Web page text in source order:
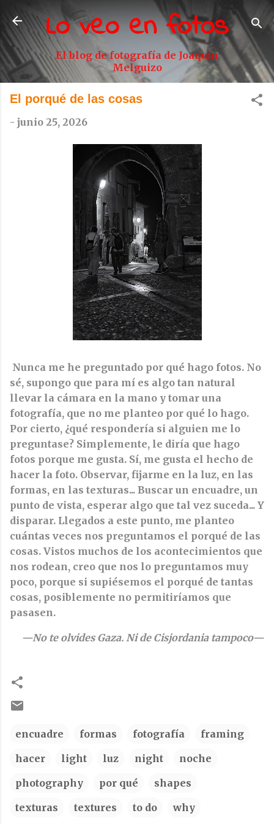
Ir al contenido principal
Lo veo en fotos
El blog de fotografía de Joaquín
Melguizo
El porqué de las cosas
- junio 25, 2026
Nunca me he preguntado por qué hago fotos. No
sé, supongo que para mí es algo tan natural
llevar la cámara en la mano y tomar una
fotografía, que no me planteo por qué lo hago.
Por cierto, ¿qué respondería si alguien me lo
preguntase? Simplemente, le diría que hago
fotos porque me gusta. Sí, me gusta el hecho de
hacer la foto. Observar, fijarme en la luz, en las
formas, en las texturas... Buscar un encuadre, un
punto de vista, esperar algo que tal vez suceda... Y
disparar. Llegados a este punto, me planteo
cuántas veces nos preguntamos el porqué de las
cosas. Vistos muchos de los acontecimientos que
nos rodean, creo que nos lo preguntamos muy
poco, porque si supiésemos el porqué de tantas
cosas, posiblemente no permitiríamos que
pasasen.
—No te olvides Gaza. Ni de Cisjordania tampoco—
encuadre formas fotografía
framing
hacer
light luz night
noche
photography
por qué
shapes
texturas
textures to do why